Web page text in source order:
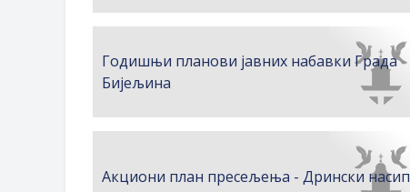
Годишњи планови јавних набавки Града
Бијељина
Акциони план пресељења - Дрински насип